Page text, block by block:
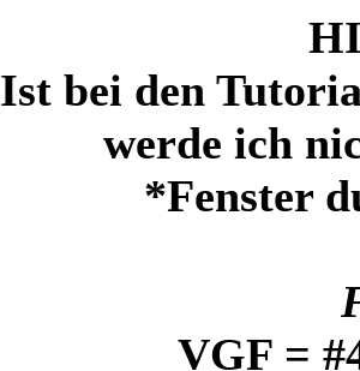
Ist bei den
werde ich
*Fenster
VGF =